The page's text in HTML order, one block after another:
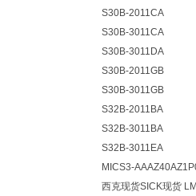
S30B-2011CA
S30B-3011CA
S30B-3011DA
S30B-2011GB
S30B-3011GB
S32B-2011BA
S32B-3011BA
S32B-3011EA
MICS3-
西克现货SICK现货